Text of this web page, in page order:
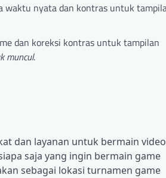
waktu nyata dan kontras untuk
dan koreksi kontras untuk tampilan
muncul.
dan layanan untuk bermain video
saja yang ingin bermain game
sebagai lokasi turnamen game